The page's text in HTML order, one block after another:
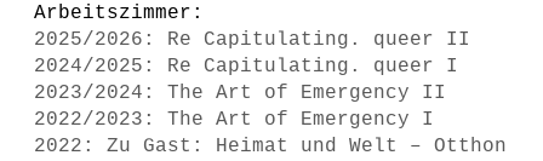
Arbeitszimmer:
2025/2026: Re Capitulating. queer II
2024/2025: Re Capitulating. queer I
2023/2024: The Art of Emergency II
2022/2023: The Art of Emergency I
2022: Zu Gast: Heimat und Welt – Otthon